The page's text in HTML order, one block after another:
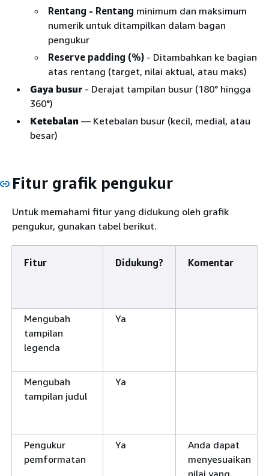
Rentang - Rentang minimum dan maksimum
numerik untuk ditampilkan dalam bagan
pengukur
Reserve padding (%) - Ditambahkan ke bagian
atas rentang (target, nilai aktual, atau maks)
Gaya busur - Derajat tampilan busur (180° hingga
360°)
Ketebalan — Ketebalan busur (kecil, medial, atau
besar)
Fitur grafik pengukur
Untuk memahami fitur yang didukung oleh grafik
pengukur, gunakan tabel berikut.
Fitur Didukung? Komentar
Mengubah
tampilan
legenda
Ya
Mengubah
tampilan judul
Ya
Pengukur
pemformatan
Ya
Anda dapat
menyesuaikan
nilai yang